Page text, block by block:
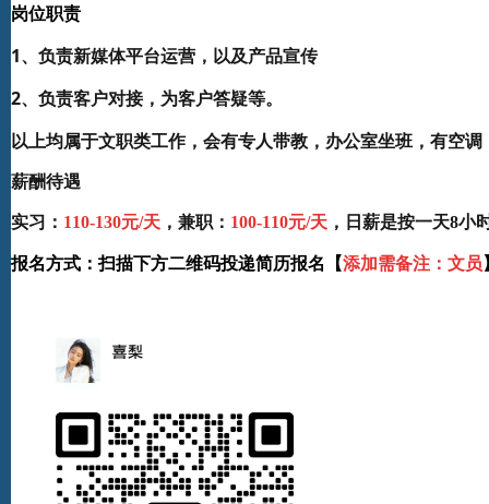
岗位职责
1、负责新媒体平台运营，以及产品宣传
2、负责客户对接，为客户答疑等。
以上均属于文职类工作，会有专人带教，办公室坐班，有空调
薪酬待遇
实习： 110-130元/天 ，兼职： 100-110元/天 ，日薪是按一天8小
报名方式：扫描下方二维码投递简历报名【添加需备注：文员